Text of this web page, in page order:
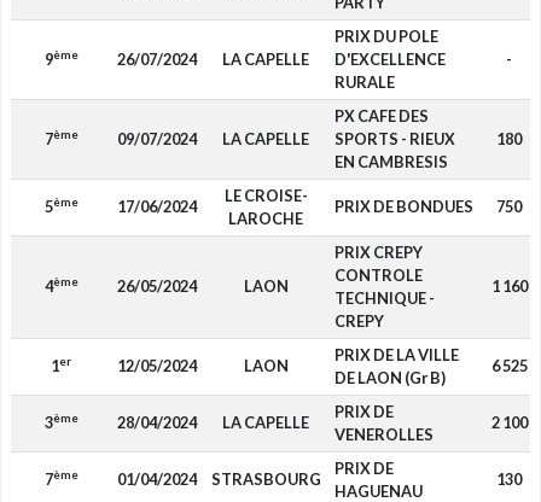
9ème 26/07/2024 LA CAPELLE
PRIX DU POLE
D'EXCELLENCE
RURALE
-
7ème 09/07/2024 LA CAPELLE
PX CAFE DES
SPORTS - RIEUX
EN CAMBRESIS
180
5ème 17/06/2024
LE CROISE-
LAROCHE
PRIX DE BONDUES 750
4ème 26/05/2024 LAON
PRIX CREPY
CONTROLE
TECHNIQUE -
CREPY
1 160
1er 12/05/2024 LAON
PRIX DE LA VILLE
DE LAON (Gr B)
6 525
3ème 28/04/2024 LA CAPELLE
PRIX DE
VENEROLLES
2 100
7ème 01/04/2024 STRASBOURG
PRIX DE
HAGUENAU
130